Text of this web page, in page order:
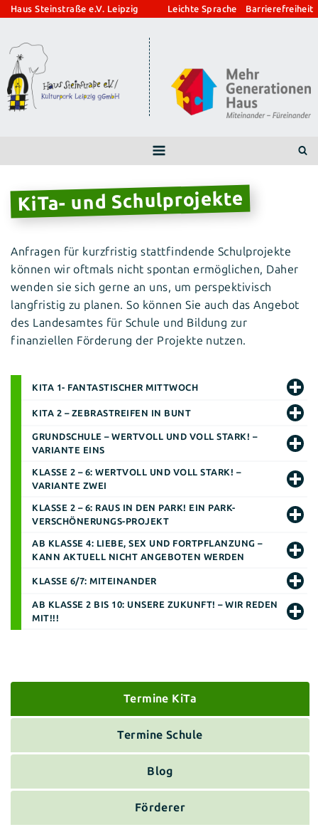
Zum
springen
Haus Steinstraße e.V. Leipzig Leichte Sprache Barrierefreiheit
KiTa- und Schulprojekte
Anfragen für kurzfristig stattfindende Schulprojekte
können wir oftmals nicht spontan ermöglichen, Daher
wenden sie sich gerne an uns, um perspektivisch
langfristig zu planen. So können Sie auch das Angebot
des Landesamtes für Schule und Bildung zur
finanziellen Förderung der Projekte nutzen.
KITA 1- FANTASTISCHER MITTWOCH
KITA 2 – ZEBRASTREIFEN IN BUNT
GRUNDSCHULE –WERTVOLL UND VOLL STARK! –
VARIANTE EINS
KLASSE 2 – 6:WERTVOLL UND VOLL STARK! –
VARIANTE ZWEI
KLASSE 2 – 6: RAUS IN DEN PARK! EIN PARK-
VERSCHÖNERUNGS-PROJEKT
AB KLASSE 4: LIEBE, SEX UND FORTPFLANZUNG –
KANN AKTUELL NICHT ANGEBOTEN WERDEN
KLASSE 6/7: MITEINANDER
AB KLASSE 2 BIS 10: UNSERE ZUKUNFT! – WIR REDEN
MIT!!!
Termine KiTa
Termine Schule
Blog
Förderer